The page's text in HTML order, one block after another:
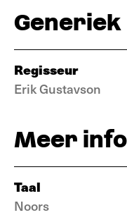
Generiek
Regisseur
Erik Gustavson
Meer
Taal
Noors